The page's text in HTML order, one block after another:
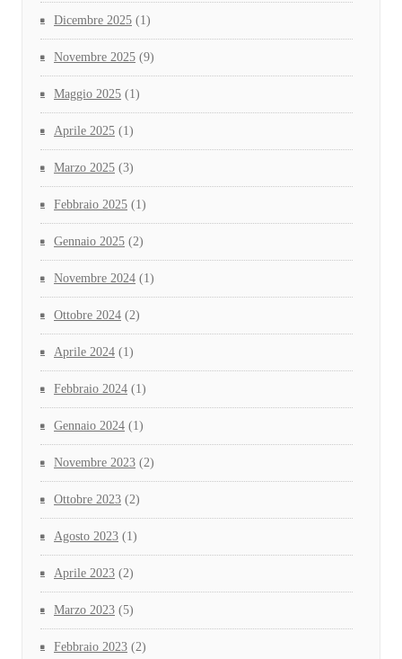
Dicembre 2025 (1)
Novembre 2025 (9)
Maggio 2025 (1)
Aprile 2025 (1)
Marzo 2025 (3)
Febbraio 2025 (1)
Gennaio 2025 (2)
Novembre 2024 (1)
Ottobre 2024 (2)
Aprile 2024 (1)
Febbraio 2024 (1)
Gennaio 2024 (1)
Novembre 2023 (2)
Ottobre 2023 (2)
Agosto 2023 (1)
Aprile 2023 (2)
Marzo 2023 (5)
Febbraio 2023 (2)